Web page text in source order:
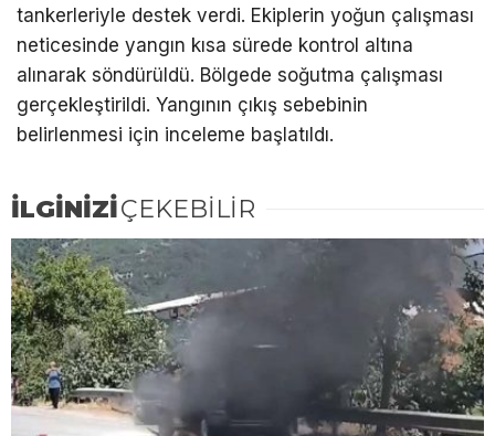
tankerleriyle destek verdi. Ekiplerin yoğun çalışması
neticesinde yangın kısa sürede kontrol altına
alınarak söndürüldü. Bölgede soğutma çalışması
gerçekleştirildi. Yangının çıkış sebebinin
belirlenmesi için inceleme başlatıldı.
İLGİNİZİÇEKEBİLİR